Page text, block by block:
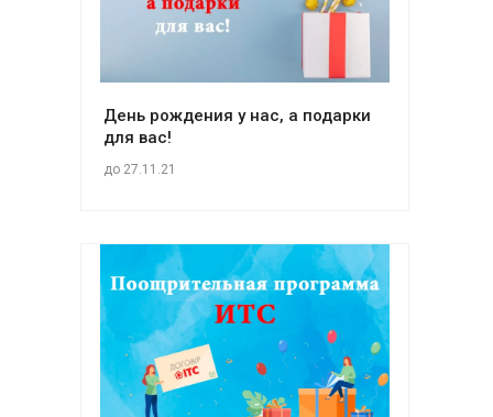
День рождения у нас, а подарки
для вас!
до 27.11.21